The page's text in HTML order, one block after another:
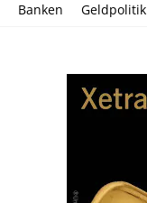
Banken Geldpolitik